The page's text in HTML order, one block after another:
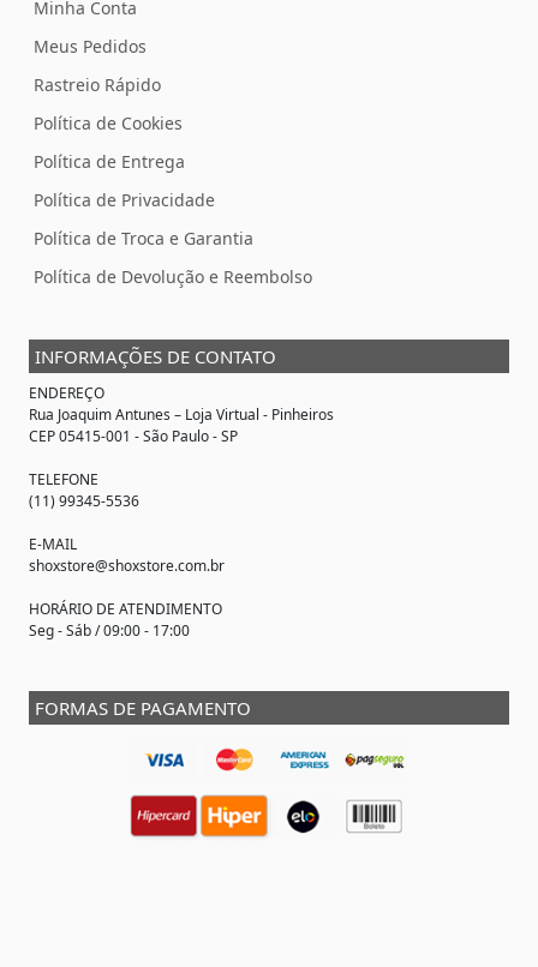
Minha Conta
Meus Pedidos
Rastreio Rápido
Política de Cookies
Política de Entrega
Política de Privacidade
Política de Troca e Garantia
Política de Devolução e Reembolso
INFORMAÇÕES DE CONTATO
ENDEREÇO
Rua Joaquim Antunes – Loja Virtual - Pinheiros
CEP 05415-001 - São Paulo - SP
TELEFONE
(11) 99345-5536
E-MAIL
shoxstore@shoxstore.com.br
HORÁRIO DE ATENDIMENTO
Seg - Sáb / 09:00 - 17:00
FORMAS DE PAGAMENTO